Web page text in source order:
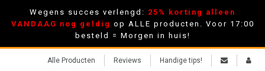
Wegens succes verlengd: 25% korting alleen
VANDAAG nog geldig op ALLE producten. Voor 17:00
besteld = Morgen in huis!
Alle Producten Reviews Handige tips!